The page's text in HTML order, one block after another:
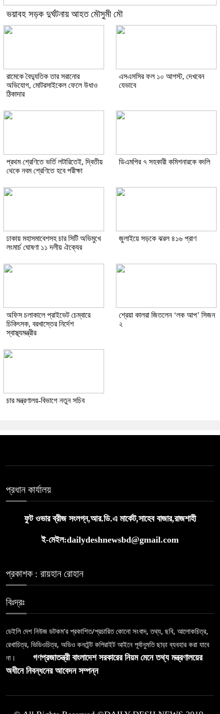
ভয়াবহ সড়ক দুর্ঘটনায় আহত মৌসুমী মৌ
রামেকে বৈদ্যুতিক তার সরানোর
অভিযোগ, মোটরসাইকেল ফেলে উধাও
ঠিকাদার
এসএসসির ফল ১০ আগস্ট, দেখবেন
যেভাবে
প্রথম শ্রেণিতে ভর্তি লটারিতেই, দ্বিতীয়
থেকে নবম শ্রেণিতে হবে পরীক্ষা
ডিএমপির ৭ সহকারী কমিশনারকে বদলি
ঢাকায় মহাসমাবেশসহ চার সিটি অভিমুখে
লংমার্চ ঘোষণা ১১ দলীয় ঐক্যের
জুলাইয়ে সড়কে ঝরল ৪১৬ প্রাণ
অফিস চলাকালে প্রাইভেট চেম্বারে
চিকিৎসক, বরখাস্তের নির্দেশ
স্বাস্থ্যমন্ত্রীর
শ্রেয়া কালরা জিতলেন ‘লক আপ’ সিজন
২
চার মন্ত্রণালয়-বিভাগে নতুন সচিব
প্রধান কার্যালয়
ফুট ওভার ব্রীজ সংলগ্ন,আর.ডি.এ মার্কেট,সাহেব বাজার,রাজশাহী
ই-মেইল:dailydeshnewsbd@gmail.com
প্রকাশক : রায়হান রোহান
বিঃদ্রঃ
ডেইলি দেশ নিউজ ডটকম’র প্রকাশিত/প্রচারিত কোনো সংবাদ, তথ্য, ছবি, আলোকচিত্র,
রেখাচিত্র, ভিডিওচিত্র, অডিও কনটেন্ট কপিরাইট আইনে পূর্বানুমতি ছাড়া ব্যবহার করা যাবে
না।
গণপ্রজাতন্ত্রী বাংলাদেশ সরকারের নিয়ম মেনে তথ্য মন্ত্রণালয়ের
অধীনে নিবন্ধনের আবেদন সম্পন্ন